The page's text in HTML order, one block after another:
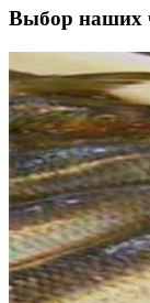
Выбор наших